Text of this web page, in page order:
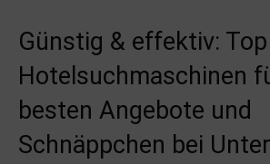
Günstig & effektiv: Top
Hotelsuchmaschinen
besten Angebote und
Schnäppchen bei